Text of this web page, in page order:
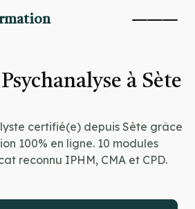
à Sète
certifié(e) depuis Sète grâce
100% en ligne. 10 modules
reconnu IPHM, CMA et CPD.